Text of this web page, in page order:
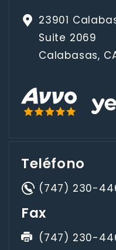
23901
Suite 2069
Calabasas,
Teléfono
(747) 230-
Fax
(747) 230-